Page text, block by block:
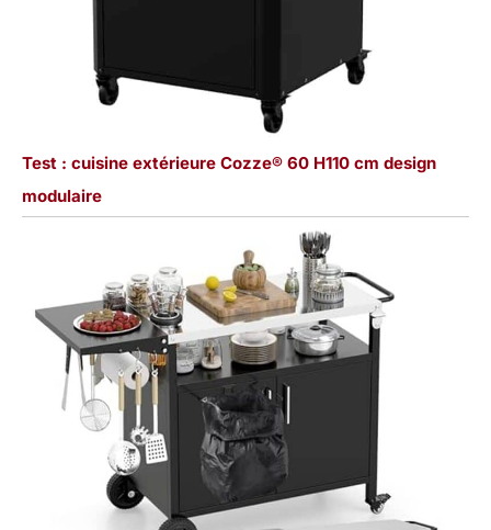
Test : cuisine extérieure Cozze® 60 H110 cm design
modulaire